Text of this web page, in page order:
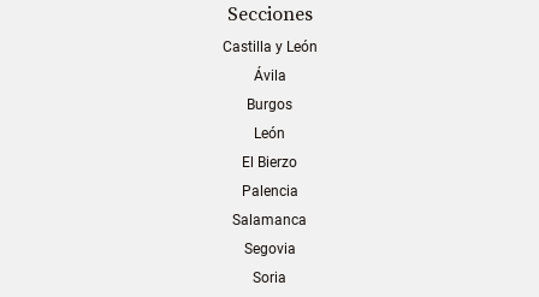
Secciones
Castilla y León
Ávila
Burgos
León
El Bierzo
Palencia
Salamanca
Segovia
Soria